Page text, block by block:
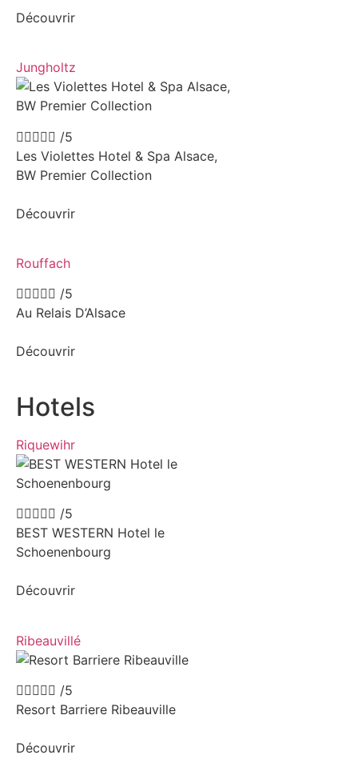
Découvrir
Jungholtz
 /5
Les Violettes Hotel & Spa Alsace,
BW Premier Collection
Découvrir
Rouffach
 /5
Au Relais D’Alsace
Découvrir
Hotels​
Riquewihr
 /5
BEST WESTERN Hotel le
Schoenenbourg
Découvrir
Ribeauvillé
 /5
Resort Barriere Ribeauville
Découvrir